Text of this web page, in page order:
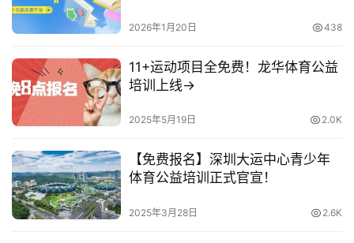
2026年1月20日 438
11+运动项目全免费！龙华体育公益
培训上线→
2025年5月19日 2.0K
【免费报名】深圳大运中心青少年
体育公益培训正式官宣！
2025年3月28日 2.6K